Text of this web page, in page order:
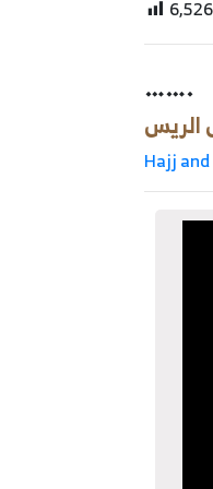
6,526
…….
الريس
Hajj